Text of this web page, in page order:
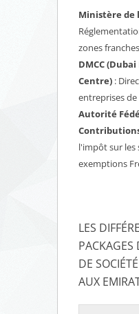
Ministère de
zones
DMCC
Centre) :
entreprises
Autorité
l'impôt sur les
exemptions
LES
PACKAGES
DE
AUX